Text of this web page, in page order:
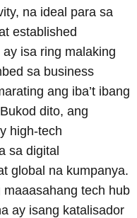
na ideal para sa
established
isa ring malaking
sa business
ang iba’t ibang
dito, ang
high-tech
sa digital
global na kumpanya.
tech hub
ay isang katalisador